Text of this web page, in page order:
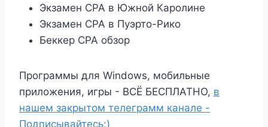
Экзамен CPA в Южной Каролине
Экзамен CPA в Пуэрто-Рико
Беккер CPA обзор
Программы для Windows, мобильные
приложения, игры - ВСЁ БЕСПЛАТНО, в
нашем закрытом телеграмм канале -
Подписывайтесь:)